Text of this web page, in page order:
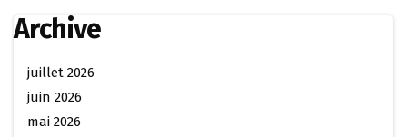
Archive
juillet 2026
juin 2026
mai 2026